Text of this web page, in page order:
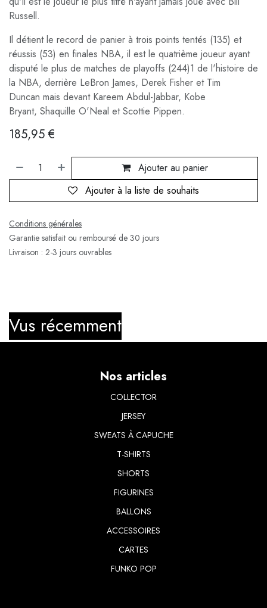
Russell.
Il détient le record de panier à trois points tentés (135) et
réussis (53) en finales NBA, il est le quatrième joueur ayant
disputé le plus de matches de playoffs (244)1 de l'histoire de
la NBA, derrière LeBron James, Derek Fisher et Tim
Duncan mais devant Kareem Abdul-Jabbar, Kobe
Bryant, Shaquille O'Neal etScottie Pippen.
185,95€
Ajouter au panier
Ajouter à la liste de souhaits
Conditions générales
Garantie satisfait ou remboursé de 30 jours
Livraison : 2-3 jours ouvrables
Vus récemment
Nos articles
COLLECTOR
JERSEY
SWEATS À CAPUCHE
T-SHIRTS
​SHORTS
FIGURINES
BALLONS
ACCESSOIRES
CARTES
FUNKO POP